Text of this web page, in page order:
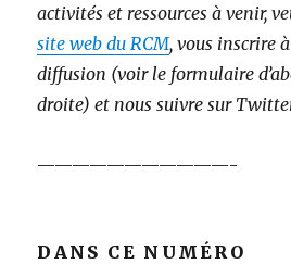
activités et ressources à venir,
site web du RCM, vous inscrire
diffusion (voir le formulaire
droite) et nous suivre sur
———————————-
DANS CE NUMÉRO